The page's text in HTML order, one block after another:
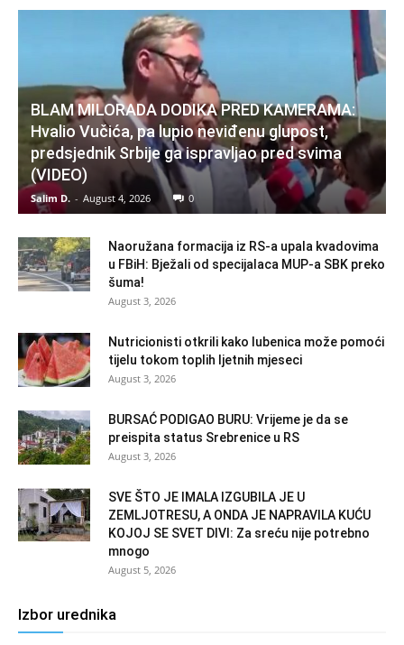
BLAM MILORADA DODIKA PRED KAMERAMA:
Hvalio Vučića, pa lupio neviđenu glupost,
predsjednik Srbije ga ispravljao pred svima
(VIDEO)
Salim D. - August 4, 2026 0
Naoružana formacija iz RS-a upala kvadovima
u FBiH: Bježali od specijalaca MUP-a SBK preko
šuma!
August 3, 2026
Nutricionisti otkrili kako lubenica može pomoći
tijelu tokom toplih ljetnih mjeseci
August 3, 2026
BURSAĆ PODIGAO BURU: Vrijeme je da se
preispita status Srebrenice u RS
August 3, 2026
SVE ŠTO JE IMALA IZGUBILA JE U
ZEMLJOTRESU, A ONDA JE NAPRAVILA KUĆU
KOJOJ SE SVET DIVI: Za sreću nije potrebno
mnogo
August 5, 2026
Izbor urednika